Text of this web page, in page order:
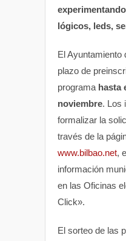
lógicos, leds,
El Ayuntamiento
plazo de
programa hasta
noviembre. Los
formalizar la
través de la
www.bilbao.net,
información
en las Oficinas
Click».
El sorteo de las